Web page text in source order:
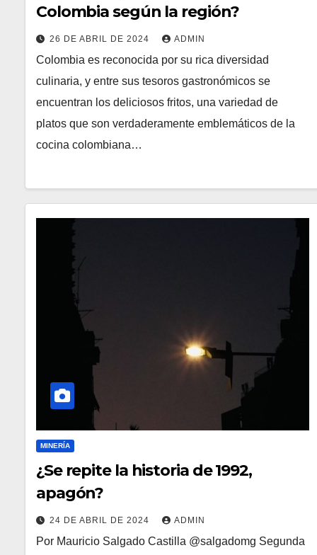
Colombia según la región?
26 DE ABRIL DE 2024 ADMIN
Colombia es reconocida por su rica diversidad
culinaria, y entre sus tesoros gastronómicos se
encuentran los deliciosos fritos, una variedad de
platos que son verdaderamente emblemáticos de la
cocina colombiana…
MINERÍA
¿Se repite la historia de 1992,
apagón?
24 DE ABRIL DE 2024 ADMIN
Por Mauricio Salgado Castilla @salgadomg Segunda